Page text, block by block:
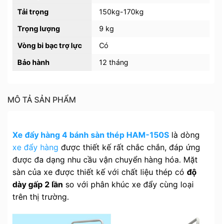
Tải trọng
150kg-170kg
Trọng lượng
9 kg
Vòng bi bạc trợ lực
Có
Bảo hành
12 tháng
MÔ TẢ SẢN PHẨM
Xe đẩy hàng 4 bánh sàn thép HAM-150S là dòng
xe đẩy hàng được thiết kế rất chắc chắn, đáp ứng
được đa dạng nhu cầu vận chuyển hàng hóa. Mặt
sàn của xe được thiết kế với chất liệu thép có độ
dày gấp 2 lần so với phân khúc xe đẩy cùng loại
trên thị trường.